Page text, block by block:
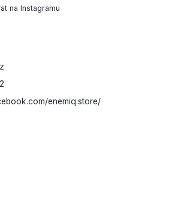
na Instagramu
enemiq.store/